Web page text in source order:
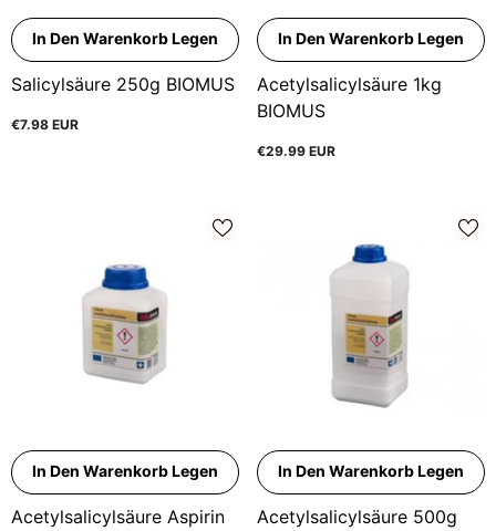
In Den Warenkorb Legen
Salicylsäure 250g BIOMUS
€7.98 EUR
In Den Warenkorb Legen
Acetylsalicylsäure 1kg
BIOMUS
€29.99 EUR
In Den Warenkorb Legen
Acetylsalicylsäure Aspirin
In Den Warenkorb Legen
Acetylsalicylsäure 500g